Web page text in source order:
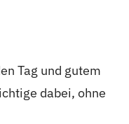
Tag und gutem
dabei, ohne